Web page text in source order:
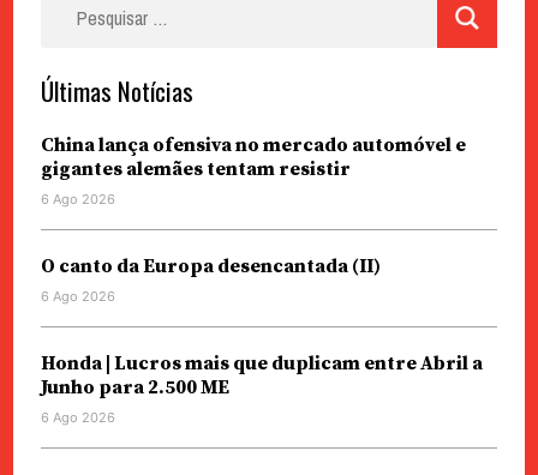
Últimas Notícias
China lança ofensiva no mercado automóvel e
gigantes alemães tentam resistir
6 Ago 2026
O canto da Europa desencantada (II)
6 Ago 2026
Honda | Lucros mais que duplicam entre Abril a
Junho para 2.500 ME
6 Ago 2026